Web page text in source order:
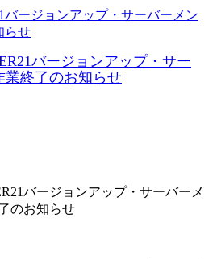
バージョンアップ・サーバーメ
のお知らせ